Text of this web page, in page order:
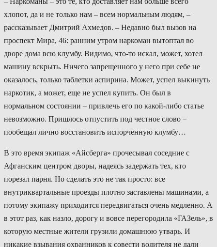
хлопот, да и не только нам – всем нормальным людям, –
рассказывает Дмитрий Ахмедов. – Недавно был вызов на
проспект Мира, 46: ранним утром наркоман вытоптал во
дворе дома всю клумбу. Видимо, что-то искал, может, хотел
машину вскрыть. Ничего запрещенного у него при себе не
оказалось, только таблетки аспирина. Может, успел выкинуть
наркотик, а может, еще не успел купить. Он был в
нормальном состоянии – привлечь его по какой-либо статье
невозможно. Пришлось отпустить под честное слово –
пообещал лично восстановить испорченную клумбу…
В это время экипаж «Айсберга» прочесывал соседние с
Афганским центром дворы, надеясь задержать тех, кто
порезал парня. Но сделать это не так просто: все
внутриквартальные проезды плотно заставлены машинами, а
потому экипажу приходится передвигаться очень медленно. А
в этот раз, как назло, дорогу и вовсе перегородила «ГАЗель», в
которую местные жители грузили домашнюю утварь. И
никакие взывания охранников к совести водителя не дали